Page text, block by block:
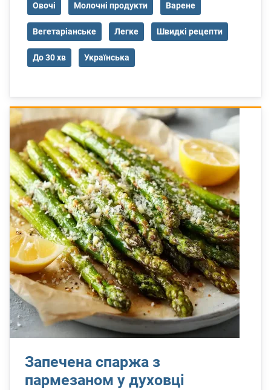
Овочі Молочні продукти Варене
Вегетаріанське Легке Швидкі рецепти
До 30 хв Українська
Запечена спаржа з
пармезаном у духовці